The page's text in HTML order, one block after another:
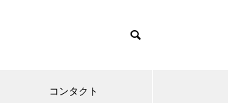
コンタクト